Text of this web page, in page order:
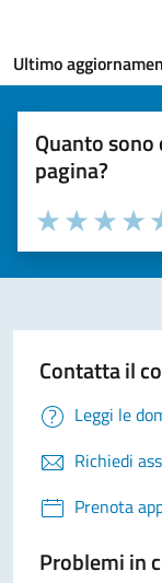
Ultimo
Quanto
pagina?
Valuta la chiarezza
Seleziona il
Valuta 3
Valuta 2
Valuta 1 stelle
Contatta il
Leggi le
Richiedi
Prenota
Problemi in